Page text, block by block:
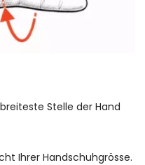
Stelle der Hand
Ihrer Handschuhgrösse.